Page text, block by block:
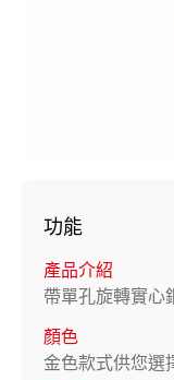
功能
產品介紹
帶單孔旋轉實心
顏色
金色款式供您選